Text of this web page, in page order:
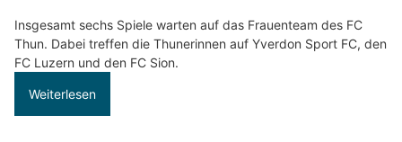
Insgesamt sechs Spiele warten auf das Frauenteam des FC
Thun. Dabei treffen die Thunerinnen auf Yverdon Sport FC, den
FC Luzern und den FC Sion.
Weiterlesen